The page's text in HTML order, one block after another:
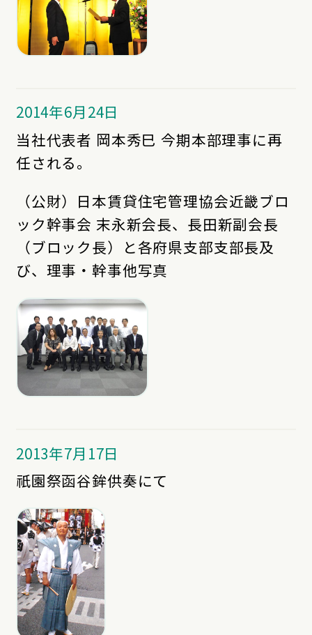
2014年6月24日
当社代表者 岡本秀巳 今期本部理事に再
任される。
（公財）日本賃貸住宅管理協会近畿ブロ
ック幹事会 末永新会長、長田新副会長
（ブロック長）と各府県支部支部長及
び、理事・幹事他写真
2013年7月17日
祇園祭函谷鉾供奏にて